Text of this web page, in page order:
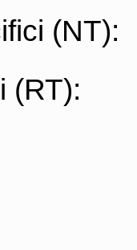
(NT):
(RT):